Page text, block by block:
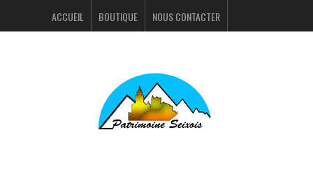
ACCUEIL BOUTIQUE NOUS CONTACTER